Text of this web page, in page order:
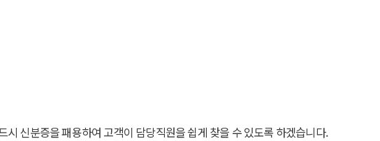
신분증을 패용하여 고객이 담당직원을 쉽게 찾을 수 있도록 하겠습니다.